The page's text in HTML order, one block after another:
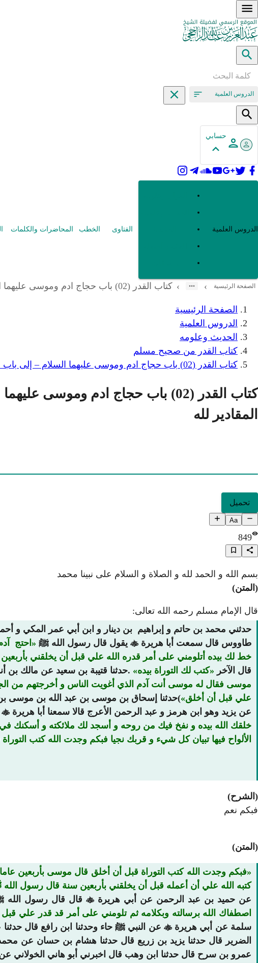
الدروس العلمية
حسابي
الدروس العلمية الفتاوى الخطب المحاضرات والكلمات
الصفحة الرئيسية ›
› كتاب القدر (02) باب حجاج ادم وموسى عليهما السلام – إلى باب في الأمر بالقوة وترك العجز والاستعانة بالله وتفويض المقادير لله
الصفحة الرئيسية
الدروس العلمية
الحديث وعلومه
كتاب القدر من صحيح مسلم
كتاب القدر (02) باب حجاج ادم وموسى عليهما السلام – إلى باب في الأمر بالقوة وترك العجز والاستعانة بالله وتفويض المقادير لله
كتاب القدر (02) باب حجاج ادم
المقادير لله
تحميل
Aa
849
بسم الله و الحمد لله و الصلاة و السلام على نبينا محمد
(المتن)
قال الإمام مسلم رحمه الله تعالى:
حدثني محمد بن حاتم و إبراهيم بن دينار و ابن أبي عمر المكي و
طاووس قال سمعت أبا هريرة  يقول قال رسول الله ﷺ
احتج
خط لك بيده أتلومني على أمر قدره الله علي قبل أن يخلقني
قال الآخر
كتب لك التوراة بيده .حدثنا قتيبة بن سعيد عن مالك بن
موسى فقال له موسى أنت آدم الذي أغويت الناس و أخرجتهم من
علي قبل أن أخلق )حدثنا إسحاق بن موسى بن عبد الله بن موسى بن
عن يزيد وهو ابن هرمز و عبد الرحمن الأعرج قالا سمعنا أبا هريرة 
الألواح فيها تبيان كل شيء و قربك نجيا فبكم وجدت الله كتب
(الشرح)
فبكم نعم
(المتن)
فبكم وجدت الله كتب التوراة قبل أن أخلق قال موسى بأربعين
كتبه الله علي أن أعمله قبل أن يخلقني بأربعين سنة قال رسول
عن حميد بن عبد الرحمن عن أبي هريرة  قال قال رسول
اصطفاك الله برسالته وبكلامه ثم تلومني على أمر قد قدر علي
سلمة عن أبي هريرة عن النبي ﷺ حاء وحدثنا ابن رافع قال
الضرير قال حدثنا يزيد بن زريع قال حدثنا هشام بن حسان عن
عمرو بن سرح قال حدثنا ابن وهب قال اخبرني أبو هاني الخولاني